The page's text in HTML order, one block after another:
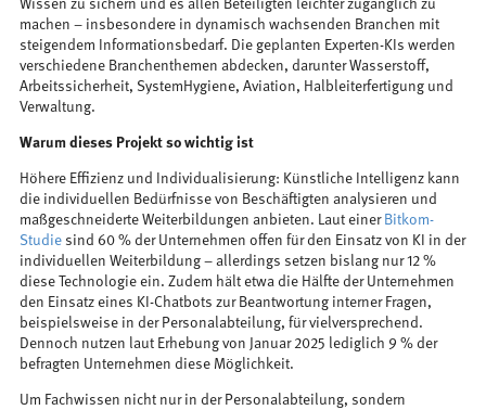
Wissen zu sichern und es allen Beteiligten leichter zugänglich zu
machen – insbesondere in dynamisch wachsenden Branchen mit
steigendem Informationsbedarf. Die geplanten Experten-KIs werden
verschiedene Branchenthemen abdecken, darunter Wasserstoff,
Arbeitssicherheit, SystemHygiene, Aviation, Halbleiterfertigung und
Verwaltung.
Warum dieses Projekt so wichtig ist
Höhere Effizienz und Individualisierung: Künstliche Intelligenz kann
die individuellen Bedürfnisse von Beschäftigten analysieren und
maßgeschneiderte Weiterbildungen anbieten. Laut einer Bitkom-
Studiesind 60 % der Unternehmen offen für den Einsatz von KI in der
individuellen Weiterbildung – allerdings setzen bislang nur 12 %
diese Technologie ein. Zudem hält etwa die Hälfte der Unternehmen
den Einsatz eines KI-Chatbots zur Beantwortung interner Fragen,
beispielsweise in der Personalabteilung, für vielversprechend.
Dennoch nutzen laut Erhebung von Januar 2025 lediglich 9 % der
befragten Unternehmen diese Möglichkeit.
Um Fachwissen nicht nur in der Personalabteilung, sondern